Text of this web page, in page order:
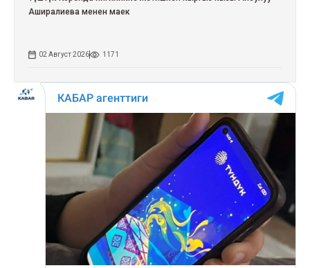
Аширалиева менен маек
02 Август 2026 1171